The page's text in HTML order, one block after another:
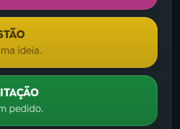
ideia.
pedido.